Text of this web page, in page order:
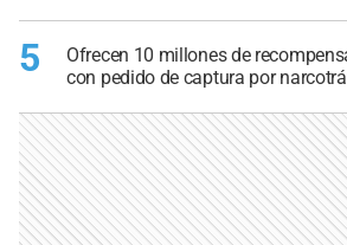
5
Ofrecen 10 millones de
con pedido de captura por